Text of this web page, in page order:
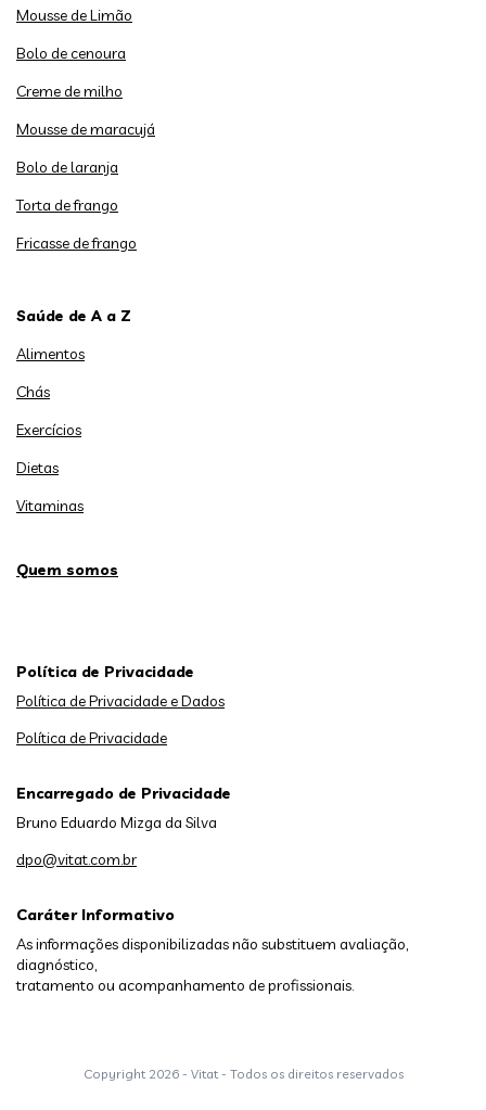
Mousse de Limão
Bolo de cenoura
Creme de milho
Mousse de maracujá
Bolo de laranja
Torta de frango
Fricasse de frango
Saúde de A a Z
Alimentos
Chás
Exercícios
Dietas
Vitaminas
Quem somos
Caráter Informativo
As informações disponibilizadas não substituem avaliação,
diagnóstico,
tratamento ou acompanhamento de profissionais.
Política de Privacidade
Política de Privacidade e Dados
Política de Privacidade
Encarregado de Privacidade
Bruno Eduardo Mizga da Silva
dpo@vitat.com.br
Copyright 2026 - Vitat - Todos os direitos reservados